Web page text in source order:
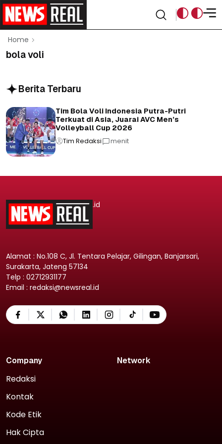
Home
bola voli
Berita Terbaru
Tim Bola Voli Indonesia Putra-Putri
Terkuat di Asia, Juarai AVC Men’s
Volleyball Cup 2026
Tim Redaksi menit
.id
Alamat : No.108 C, Jl. Tentara Pelajar, Gilingan, Banjarsari,
Surakarta, Jateng 57134
Telp : 02712931177
Email : redaksi@newsreal.id
Company
Redaksi
Kontak
Kode Etik
Hak Cipta
Network